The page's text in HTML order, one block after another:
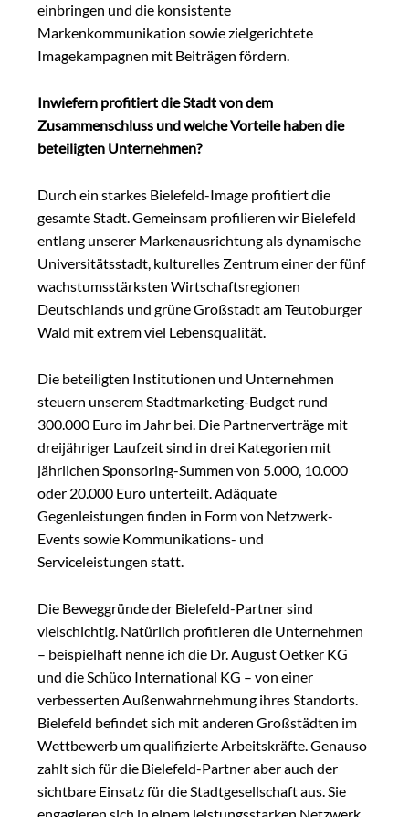
einbringen und die konsistente
Markenkommunikation sowie zielgerichtete
Imagekampagnen mit Beiträgen fördern.
Inwiefern profitiert die Stadt von dem
Zusammenschluss und welche Vorteile haben die
beteiligten Unternehmen?
Durch ein starkes Bielefeld-Image profitiert die
gesamte Stadt. Gemeinsam profilieren wir Bielefeld
entlang unserer Markenausrichtung als dynamische
Universitätsstadt, kulturelles Zentrum einer der fünf
wachstumsstärksten Wirtschaftsregionen
Deutschlands und grüne Großstadt am Teutoburger
Wald mit extrem viel Lebensqualität.
Die beteiligten Institutionen und Unternehmen
steuern unserem Stadtmarketing-Budget rund
300.000 Euro im Jahr bei. Die Partnerverträge mit
dreijähriger Laufzeit sind in drei Kategorien mit
jährlichen Sponsoring-Summen von 5.000, 10.000
oder 20.000 Euro unterteilt. Adäquate
Gegenleistungen finden in Form von Netzwerk-
Events sowie Kommunikations- und
Serviceleistungen statt.
Die Beweggründe der Bielefeld-Partner sind
vielschichtig. Natürlich profitieren die Unternehmen
– beispielhaft nenne ich die Dr. August Oetker KG
und die Schüco International KG – von einer
verbesserten Außenwahrnehmung ihres Standorts.
Bielefeld befindet sich mit anderen Großstädten im
Wettbewerb um qualifizierte Arbeitskräfte. Genauso
zahlt sich für die Bielefeld-Partner aber auch der
sichtbare Einsatz für die Stadtgesellschaft aus. Sie